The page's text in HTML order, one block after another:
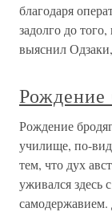
благодаря
задолго до
выяснил
Рождение
Рождение
училище, по-
тем, что дух
уживался здесь